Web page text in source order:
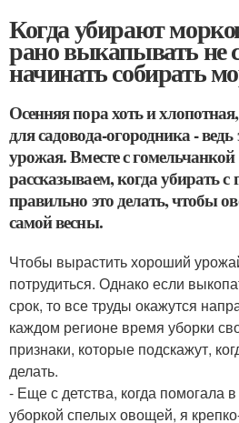
Когда убирают
рано выкапывать не
начинать собирать
Осенняя пора хоть и
для садовода-огородника -
урожая. Вместе с
рассказываем, когда убирать
правильно это делать, чтобы
самой весны.
Чтобы вырастить хороший
потрудиться. Однако если
срок, то все труды окажутся
каждом регионе время уборки
признаки, которые подскажут,
делать.
- Еще с детства, когда помогала
уборкой спелых овощей, я